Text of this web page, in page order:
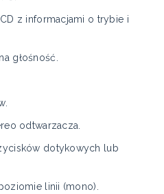
z informacjami o trybie i
głośność.
odtwarzacza.
dotykowych lub
linii (mono).